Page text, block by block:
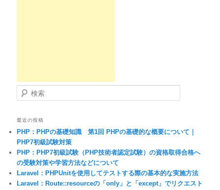
検索
最近の投稿
PHP：PHPの基礎知識 第1回 PHPの基礎的な概要について｜
PHP7初級試験対策
PHP：PHP7初級試験（PHP技術者認定試験）の資格取得合格へ
の受験対策や学習方法などについて
Laravel：PHPUnitを使用してテストする際の基本的な実施方法
Laravel：Route::resourceの「only」と「except」でリクエスト